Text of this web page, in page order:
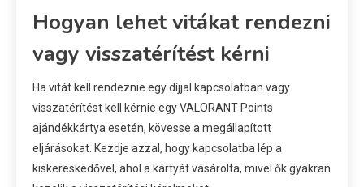
Hogyan lehet vitákat rendezni
vagy visszatérítést kérni
Ha vitát kell rendeznie egy díjjal kapcsolatban vagy
visszatérítést kell kérnie egy VALORANT Points
ajándékkártya esetén, kövesse a megállapított
eljárásokat. Kezdje azzal, hogy kapcsolatba lép a
kiskereskedővel, ahol a kártyát vásárolta, mivel ők gyakran